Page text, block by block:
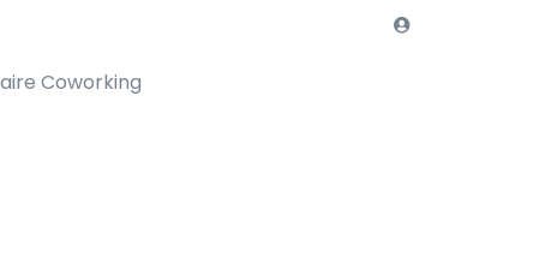
Coworking